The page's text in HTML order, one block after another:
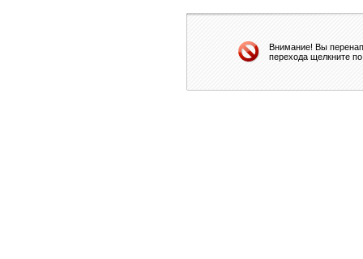
Внимание! Вы
перехода щелкните